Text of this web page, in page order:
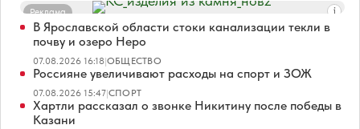
Реклама
В Ярославской области стоки канализации текли в
почву и озеро Неро
07.08.2026 16:18|ОБЩЕСТВО
Россияне увеличивают расходы на спорт и ЗОЖ
07.08.2026 15:47|СПОРТ
Хартли рассказал о звонке Никитину после победы в
Казани